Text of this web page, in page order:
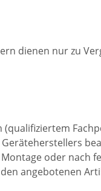
dienen nur zu
oder nach
angebotenen